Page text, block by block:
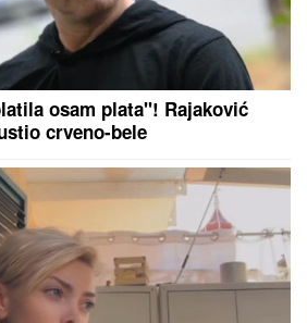
osam plata"! Rajaković
crveno-bele